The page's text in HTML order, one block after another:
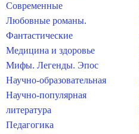
Современные
Любовные романы.
Фантастические
Медицина и здоровье
Мифы. Легенды. Эпос
Научно-образовательная
Научно-популярная
литература
Педагогика